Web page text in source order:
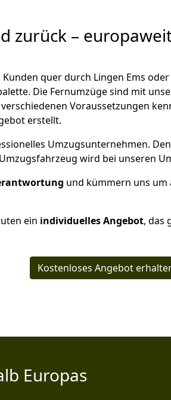
zurück –
quer durch Lingen Ems oder
Die Fernumzüge sind mit
Voraussetzungen
erstellt.
Umzugsunternehmen.
wird bei unseren
und kümmern uns um
ein individuelles Angebot, das
Kostenloses Angebot
Europas